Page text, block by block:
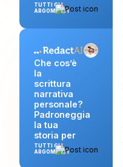
TUTTI GLI
ARGOMENTI
Che cos’è
la
scrittura
narrativa
personale?
Padroneggia
la tua
storia per
TUTTI GLI
ARGOMENTI